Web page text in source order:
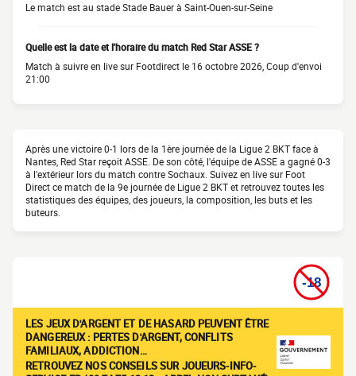
Le match est au stade Stade Bauer à Saint-Ouen-sur-Seine
Quelle est la date et l'horaire du match Red Star ASSE ?
Match à suivre en live sur Footdirect le 16 octobre 2026, Coup d'envoi
21:00
Après une victoire 0-1 lors de la 1ère journée de la Ligue 2 BKT face à
Nantes, Red Star reçoit ASSE. De son côté, l'équipe de ASSE a gagné 0-3
à l'extérieur lors du match contre Sochaux. Suivez en live sur Foot
Direct ce match de la 9e journée de Ligue 2 BKT et retrouvez toutes les
statistiques des équipes, des joueurs, la composition, les buts et les
buteurs.
LES JEUX D'ARGENT ET DE HASARD PEUVENT ÊTRE
DANGEREUX : PERTES D'ARGENT, CONFLITS
FAMILIAUX, ADDICTION…
RETROUVEZ NOS CONSEILS SUR JOUEURS-INFO-